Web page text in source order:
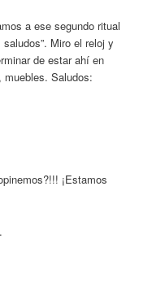
a ese segundo ritual
Miro el reloj y
de estar ahí en
Saludos:
¡Estamos